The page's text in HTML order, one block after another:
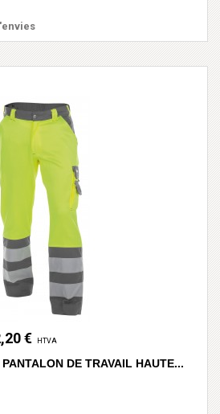
€ HTVA
DE TRAVAIL HAUTE...